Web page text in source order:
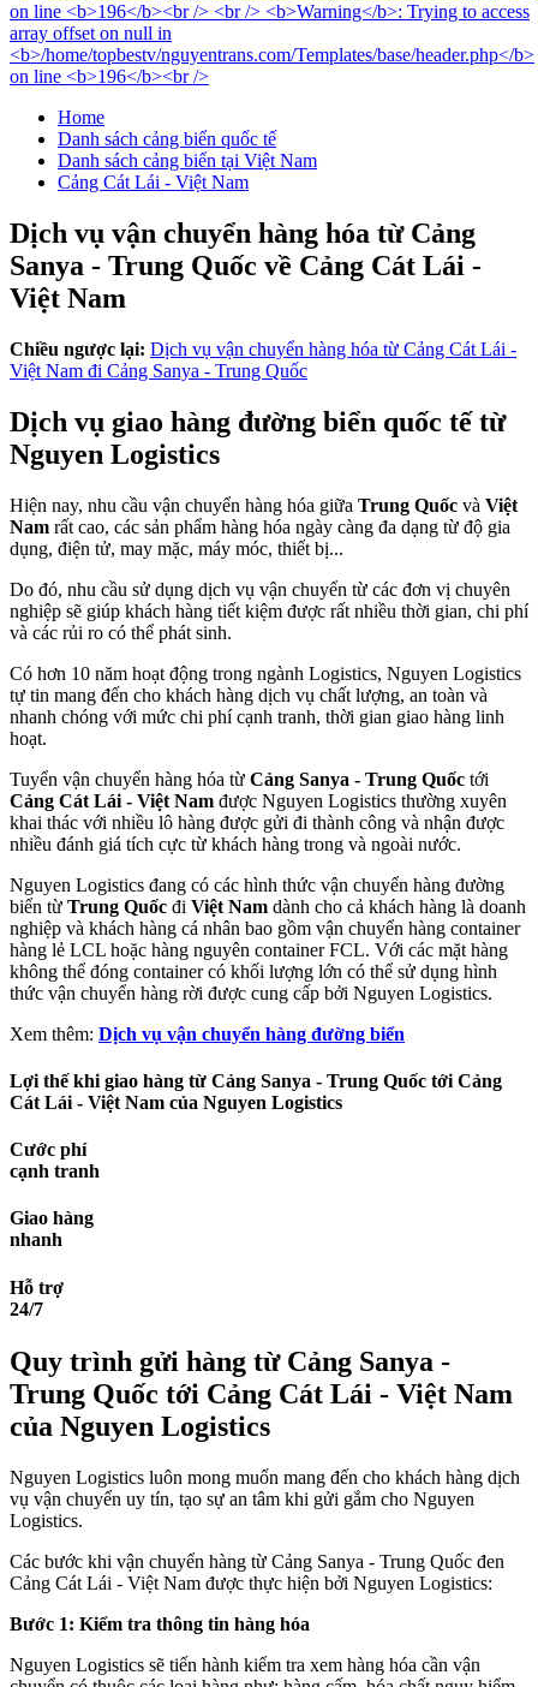
Home
Danh sách cảng biển quốc tế
Danh sách cảng biển tại Việt Nam
Cảng Cát Lái - Việt Nam
Dịch vụ vận chuyển hàng hóa từ Cảng
Sanya - Trung Quốc về Cảng Cát Lái -
Việt Nam
Chiều ngược lại: Dịch vụ vận chuyển hàng hóa từ Cảng Cát Lái -
Việt Nam đi Cảng Sanya - Trung Quốc
Dịch vụ giao hàng đường biển quốc tế từ
Nguyen Logistics
Hiện nay, nhu cầu vận chuyển hàng hóa giữa Trung Quốc và Việt
Nam rất cao, các sản phẩm hàng hóa ngày càng đa dạng từ độ gia
dụng, điện tử, may mặc, máy móc, thiết bị...
Do đó, nhu cầu sử dụng dịch vụ vận chuyển từ các đơn vị chuyên
nghiệp sẽ giúp khách hàng tiết kiệm được rất nhiều thời gian, chi phí
và các rủi ro có thể phát sinh.
Có hơn 10 năm hoạt động trong ngành Logistics, Nguyen Logistics
tự tin mang đến cho khách hàng dịch vụ chất lượng, an toàn và
nhanh chóng với mức chi phí cạnh tranh, thời gian giao hàng linh
hoạt.
Tuyển vận chuyển hàng hóa từ Cảng Sanya - Trung Quốc tới
Cảng Cát Lái - Việt Nam được Nguyen Logistics thường xuyên
khai thác với nhiều lô hàng được gửi đi thành công và nhận được
nhiều đánh giá tích cực từ khách hàng trong và ngoài nước.
Nguyen Logistics đang có các hình thức vận chuyển hàng đường
biển từ Trung Quốc đi Việt Nam dành cho cả khách hàng là doanh
nghiệp và khách hàng cá nhân bao gồm vận chuyển hàng container
hàng lẻ LCL hoặc hàng nguyên container FCL. Với các mặt hàng
không thể đóng container có khối lượng lớn có thể sử dụng hình
thức vận chuyển hàng rời được cung cấp bởi Nguyen Logistics.
Xem thêm: Dịch vụ vận chuyển hàng đường biển
Lợi thế khi giao hàng từ Cảng Sanya - Trung Quốc tới Cảng
Cát Lái - Việt Nam của Nguyen Logistics
Cước phí
cạnh tranh
Giao hàng
nhanh
Hỗ trợ
24/7
Quy trình gửi hàng từ Cảng Sanya -
Trung Quốc tới Cảng Cát Lái - Việt Nam
của Nguyen Logistics
Nguyen Logistics luôn mong muốn mang đến cho khách hàng dịch
vụ vận chuyển uy tín, tạo sự an tâm khi gửi gắm cho Nguyen
Logistics.
Các bước khi vận chuyển hàng từ Cảng Sanya - Trung Quốc đen
Cảng Cát Lái - Việt Nam được thực hiện bởi Nguyen Logistics:
Bước 1: Kiểm tra thông tin hàng hóa
Nguyen Logistics sẽ tiến hành kiểm tra xem hàng hóa cần vận